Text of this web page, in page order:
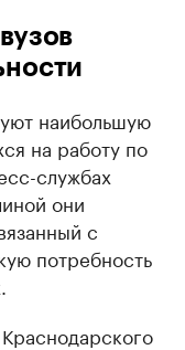
наибольшую
на работу по
службах
они
с
потребность